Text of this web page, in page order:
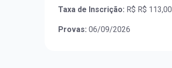
Taxa de Inscrição: R$ R$ 113,00
Provas: 06/09/2026